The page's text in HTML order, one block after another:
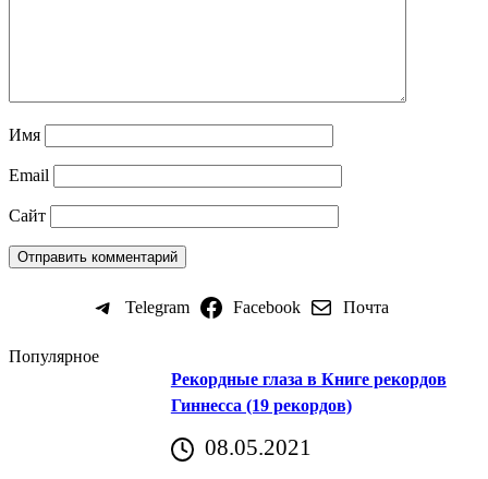
Имя
Email
Сайт
Telegram Facebook Почта
Популярное
Рекордные глаза в Книге рекордов
Гиннесса (19 рекордов)
08.05.2021